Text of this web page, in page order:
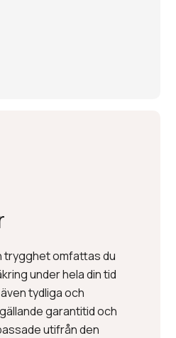
trygghet omfattas du
under hela din tid
tydliga och
garantitid och
utifrån den